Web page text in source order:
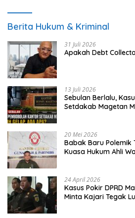
Berita Hukum & Kriminal
31 Juli 2026
Apakah Debt
13 Juli 2026
Sebulan Berlalu,
Setdakab Magetan
20 Mei 2026
Babak Baru Polemik
Kuasa Hukum Ahli
24 April 2026
Kasus Pokir DPRD
Minta Kajari Tegak